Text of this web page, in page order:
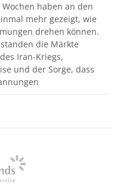
haben an den
mehr gezeigt, wie
drehen können.
die Märkte
Iran-Kriegs,
und der Sorge, dass